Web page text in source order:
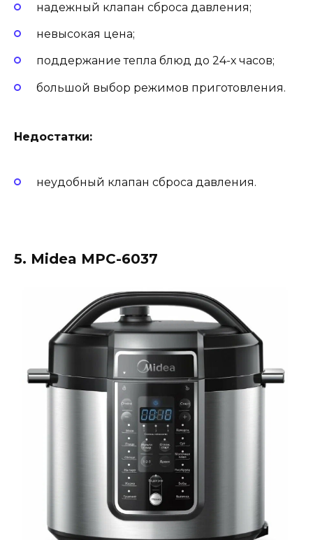
надежный клапан сброса давления;
невысокая цена;
поддержание тепла блюд до 24-х часов;
большой выбор режимов приготовления.
Недостатки:
неудобный клапан сброса давления.
5. Midea MPC-6037